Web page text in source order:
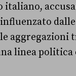
aggregazioni
linea politica